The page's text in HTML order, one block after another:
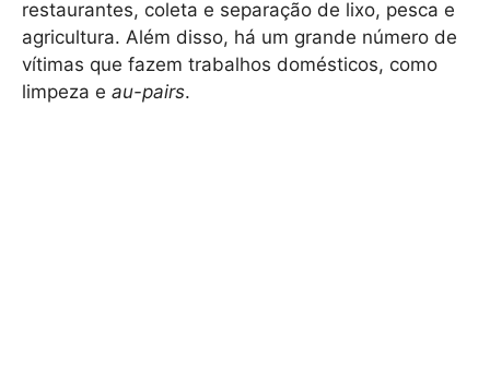
restaurantes, coleta e separação de lixo, pesca e
agricultura. Além disso, há um grande número de
vítimas que fazem trabalhos domésticos, como
limpeza e au-pairs.